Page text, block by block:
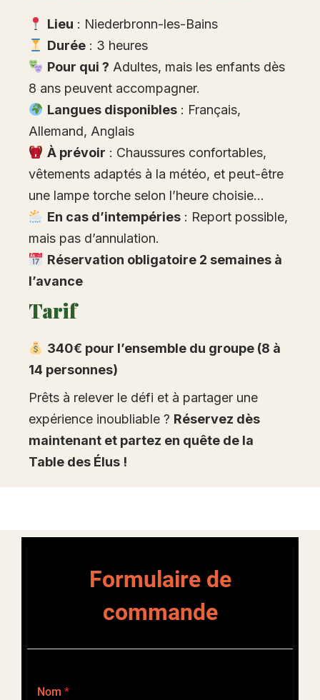
Lieu : Niederbronn-les-Bains
Durée: 3 heures
Pour qui ? Adultes, mais les enfants dès
8 ans peuvent accompagner.
Langues disponibles: Français,
Allemand, Anglais
À prévoir : Chaussures confortables,
vêtements adaptés à la météo, et peut-être
une lampe torche selon l’heure choisie…
En cas d’intempéries: Report possible,
mais pas d’annulation.
Réservation obligatoire 2 semaines à
l’avance
Tarif
340€ pour l’ensemble du groupe (8 à
14 personnes)
Prêts à relever le défi et à partager une
expérience inoubliable ? Réservez dès
maintenant et partez en quête de la
Table des Élus !